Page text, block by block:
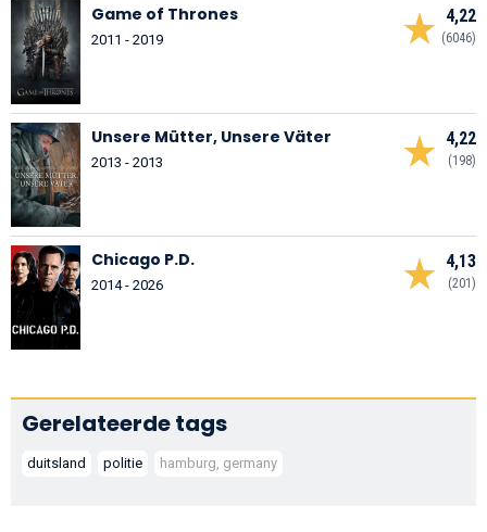
4,22
(6046)
Game of Thrones
2011 - 2019
4,22
(198)
Unsere Mütter, Unsere Väter
2013 - 2013
4,13
(201)
Chicago P.D.
2014 - 2026
Gerelateerde tags
duitsland politie hamburg, germany